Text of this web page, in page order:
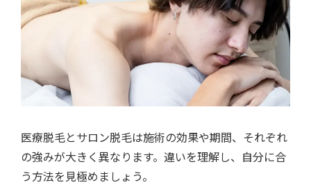
医療脱毛とサロン脱毛は施術の効果や期間、それぞれ
の強みが大きく異なります。違いを理解し、自分に合
う方法を見極めましょう。